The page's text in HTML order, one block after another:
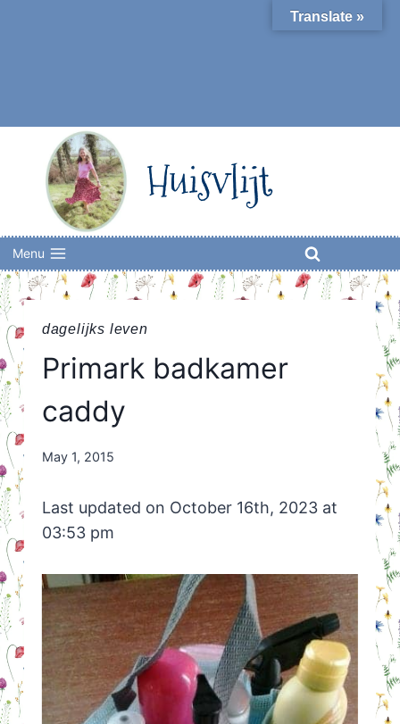
Huisvlijt
Menu
dagelijks leven
Primark badkamer
caddy
By
May 1, 2015
Last updated on October 16th, 2023 at
03:53 pm
Translate »